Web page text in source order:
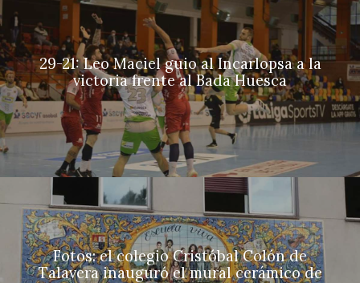
29-21: Leo Maciel guio al Incarlopsa a la
victoria frente al Bada Huesca
Fotos: el colegio Cristóbal Colón de
Talavera inauguró el mural cerámico de